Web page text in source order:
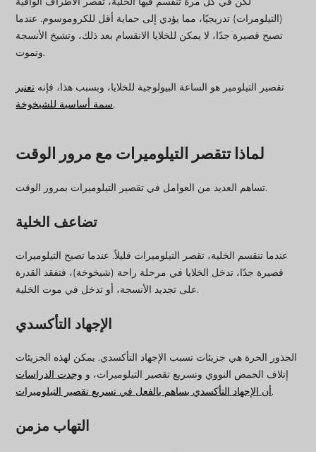
(التيلومرات) تدريجيًا، مما يؤدي إلى حماية أقل للكروموسوم. عندما
تصبح قصيرة جدًا، لا يمكن للخلايا الانقسام بعد ذلك، وتشيخ الأنسجة
وتموت.
تقصير التيلومير هو الساعة البيولوجية للخلايا، وبسبب هذا، فإنه تعتبر
سمة أساسية للشيخوخة.
لماذا تتقصر التيلوميرات مع مرور الوقت
تساهم العديد من العوامل في تقصير التيلوميرات بمرور الوقت.
تضاعف الخلية
عندما تنقسم الخلية، تقصر التيلوميرات قليلاً. عندما تصبح التيلوميرات
قصيرة جدًا، تدخل الخلايا في مرحلة راحة (شيخوخة)، فتفقد القدرة
على تجديد الأنسجة، أو تدخل في موت الخلية.
الإجهاد التأكسدي
الجذور الحرة هي جزيئات تسبب الإجهاد التأكسدي. يمكن لهذه الجزيئات
إتلاف الحمض النووي وتسريع تقصير التيلوميرات، و وجدت الدراسات
أن الإجهاد التأكسدي يساهم بالفعل في تسريع تقصير التيلوميرات.
التهاب مزمن